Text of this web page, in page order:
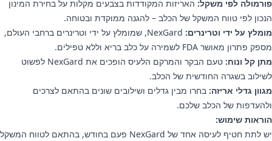
פורמולה לפי משקל: האריזות המקודדות בצבעים מקלות על בחירת המינון
הנכון לפי טווח המשקל של הכלב – להגנה ממוקדת ובטוחה.
מומלץ על ידי וטרינרים:
NexGard, שמומלץ על ידי וטרינרים ברחבי העולם,
מספק פתרון מאושר FDA לשמירה על כלב בריא וללא טפילים.
מתן קל ונוח:
טעם הבקר והמרקם הלעיס הופכים את NexGard לפשוט
לשילוב בשגרה החודשית של הכלב.
מגוון גדלי אריזה: בחרו מבין גדלים ושילובים שונים בהתאם לצרכים
ולהעדפות של הכלב שלכם.
הוראות שימוש:
יש לתת חטיף לעיסה אחד של NexGard פעם בחודש, בהתאם לטווח המשקל